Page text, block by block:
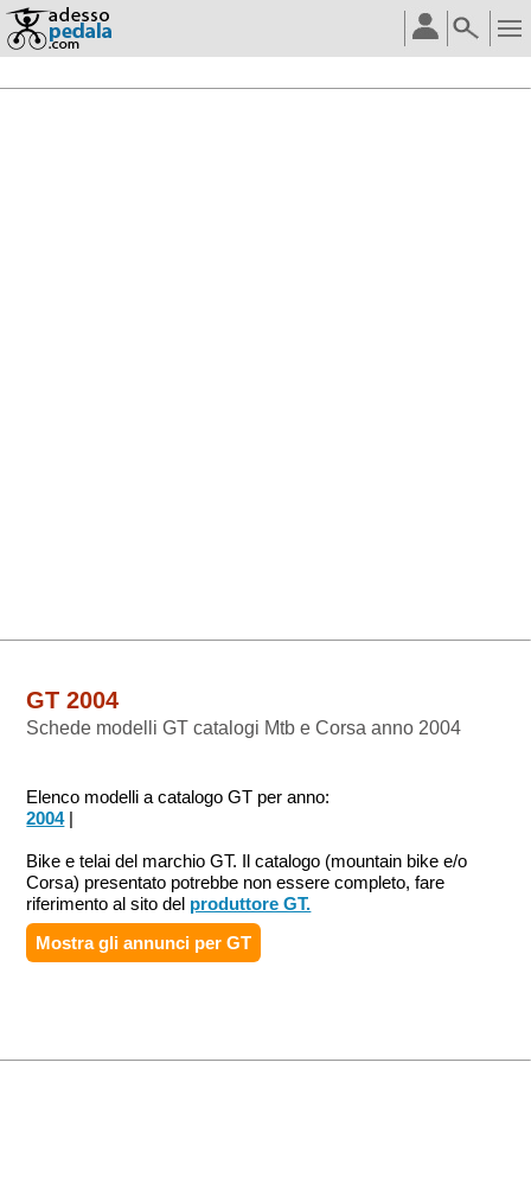
GT 2004
Schede modelli GT catalogi Mtb e Corsa anno 2004
Elenco modelli a catalogo GT per anno:
2004|
Bike e telai del marchio GT. Il catalogo (mountain bike e/o
Corsa) presentato potrebbe non essere completo, fare
riferimento al sito del produttore GT.
Mostra gli annunci perGT